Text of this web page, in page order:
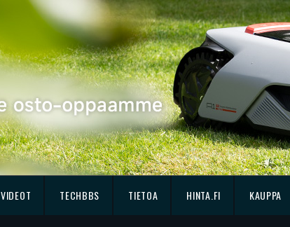
VIDEOT TECHBBS TIETOA HINTA.FI KAUPPA